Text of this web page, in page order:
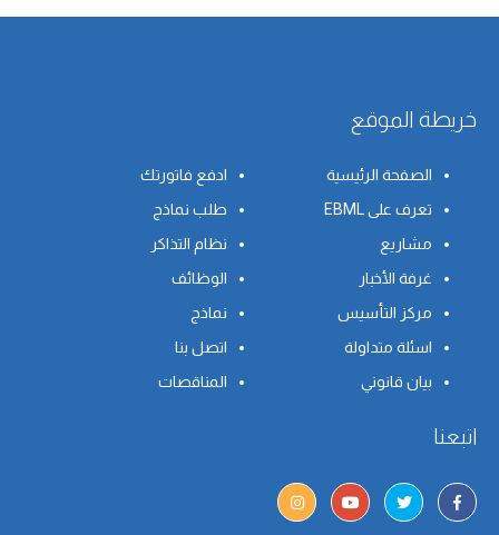
خريطة الموقع
الصفحة الرئيسية
ادفع فاتورتك
تعرف على EBML
طلب نماذج
مشاريع
نظام التذاكر
غرفة الأخبار
الوظائف
مركز التأسيس
نماذج
اسئلة متداولة
اتصل بنا
بيان قانوني
المناقصات
اتبعنا